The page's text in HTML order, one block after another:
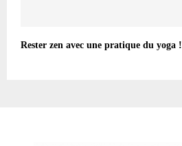
Rester zen avec une pratique du yoga !